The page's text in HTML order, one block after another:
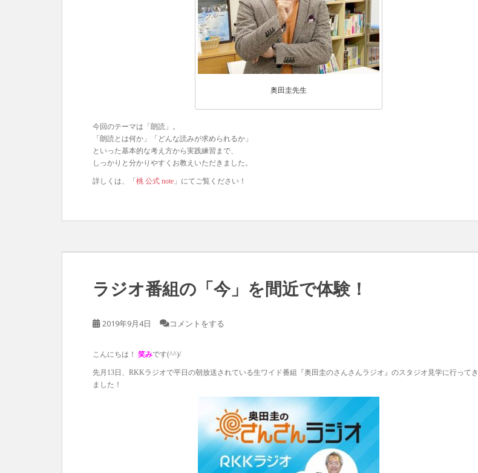
奥田圭先生
今回のテーマは「朗読」。
「朗読とは何か」「どんな読みが求められるか」
といった基本的な考え方から実践練習まで、
しっかりと分かりやすくお教えいただきました。
詳しくは、「 桃 公式 note 」にてご覧ください！
ラジオ番組の「今」を間近で体験！
2019年9月4日 コメントをする
こんにちは！ 笑みです(^^)/
先月13日、RKKラジオで平日の朝放送されている生ワイド番組『奥田圭のさんさんラジオ』のスタジオ見学に行ってき
ました！